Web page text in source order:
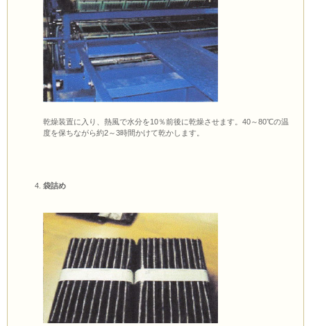
乾燥装置に入り、熱風で水分を10％前後に乾燥させます。40～80℃の温
度を保ちながら約2～3時間かけて乾かします。
袋詰め